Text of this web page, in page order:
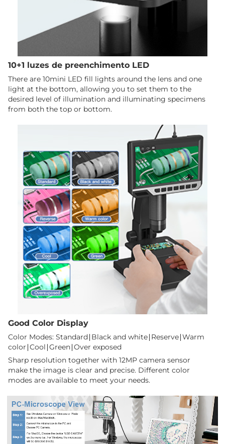
10+1 luzes de preenchimento LED
There are 10mini LED fill lights around the lens and one
light at the bottom, allowing you to set them to the
desired level of illumination and illuminating specimens
from both the top or bottom.
Good Color Display
Color Modes: Standard∣Black and white∣Reserve∣Warm
color∣Cool∣Green∣Over exposed
Sharp resolution together with 12MP camera sensor
make the image is clear and precise. Different color
modes are available to meet your needs.